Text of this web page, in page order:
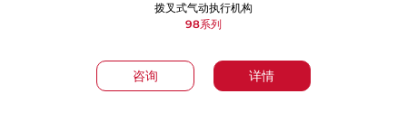
咨询 详情
拨叉式气动执行机构
98系列